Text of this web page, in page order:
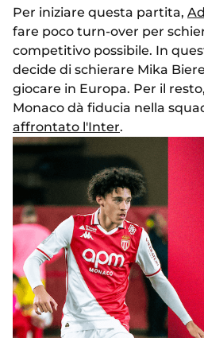
Per iniziare questa partita,
fare poco turn-over per
competitivo possibile. In
decide di schierare Mika
giocare in Europa. Per il
Monaco dà fiducia nella
affrontato l'Inter.